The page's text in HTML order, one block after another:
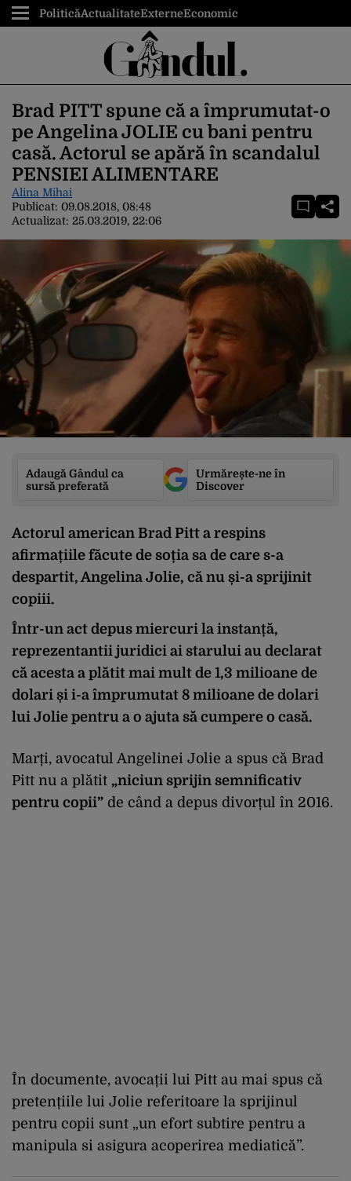
PoliticăActualitateExterneEconomic
Brad PITT spune că a împrumutat-o
pe Angelina JOLIE cu bani pentru
casă. Actorul se apără în scandalul
PENSIEI ALIMENTARE
Alina Mihai
Publicat: 09.08.2018, 08:48
Actualizat: 25.03.2019, 22:06
Adaugă Gândul ca
sursă preferată
Urmărește-ne în
Discover
Actorul american Brad Pitt a respins
afirmațiile făcute de soția sa de care s-a
despartit, Angelina Jolie, că nu și-a sprijinit
copiii.
Într-un act depus miercuri la instanță,
reprezentantii juridici ai starului au declarat
că acesta a plătit mai mult de 1,3 milioane de
dolari și i-a împrumutat 8 milioane de dolari
lui Jolie pentru a o ajuta să cumpere o casă.
Marți, avocatul Angelinei Jolie a spus că Brad
Pitt nu a plătit „niciun sprijin semnificativ
pentru copii” de când a depus divorțul în 2016.
În documente, avocații lui Pitt au mai spus că
pretențiile lui Jolie referitoare la sprijinul
pentru copii sunt „un efort subtire pentru a
manipula si asigura acoperirea mediatică”.